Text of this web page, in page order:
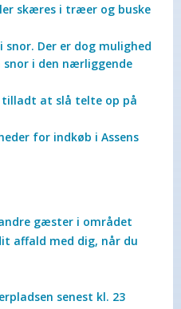
skæres i træer og buske
snor. Der er dog mulighed
i den nærliggende
tilladt at slå telte op på
for indkøb i Assens
gæster i området
affald med dig, når du
senest kl. 23